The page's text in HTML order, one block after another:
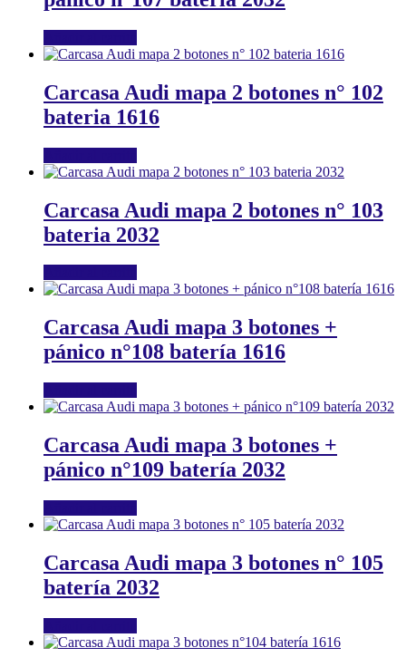
Carcasa Audi mapa 2 botones n° 102
bateria 1616
Carcasa Audi mapa 2 botones n° 103
bateria 2032
Carcasa Audi mapa 3 botones +
pánico n°108 batería 1616
Carcasa Audi mapa 3 botones +
pánico n°109 batería 2032
Carcasa Audi mapa 3 botones n° 105
batería 2032